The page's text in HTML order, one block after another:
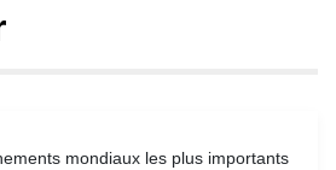
mondiaux les plus importants